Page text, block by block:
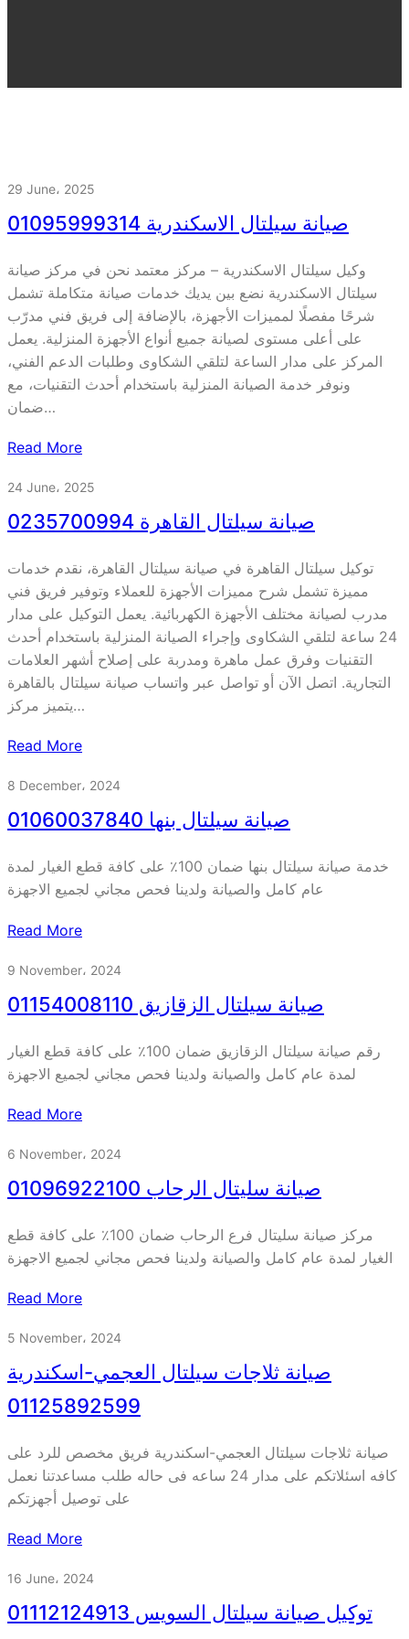
29 June، 2025
صيانة سيلتال الاسكندرية 01095999314
وكيل سيلتال الاسكندرية – مركز معتمد نحن في مركز صيانة
سيلتال الاسكندرية نضع بين يديك خدمات صيانة متكاملة تشمل
شرحًا مفصلًا لمميزات الأجهزة، بالإضافة إلى فريق فني مدرّب
على أعلى مستوى لصيانة جميع أنواع الأجهزة المنزلية. يعمل
المركز على مدار الساعة لتلقي الشكاوى وطلبات الدعم الفني،
ونوفر خدمة الصيانة المنزلية باستخدام أحدث التقنيات، مع
ضمان…
Read More
24 June، 2025
صيانة سيلتال القاهرة 0235700994
توكيل سيلتال القاهرة في صيانة سيلتال القاهرة، نقدم خدمات
مميزة تشمل شرح مميزات الأجهزة للعملاء وتوفير فريق فني
مدرب لصيانة مختلف الأجهزة الكهربائية. يعمل التوكيل على مدار
24 ساعة لتلقي الشكاوى وإجراء الصيانة المنزلية باستخدام أحدث
التقنيات وفرق عمل ماهرة ومدربة على إصلاح أشهر العلامات
التجارية. اتصل الآن أو تواصل عبر واتساب صيانة سيلتال بالقاهرة
يتميز مركز…
Read More
8 December، 2024
صيانة سيلتال بنها 01060037840
خدمة صيانة سيلتال بنها ضمان 100٪ على كافة قطع الغيار لمدة
عام كامل والصيانة ولدينا فحص مجاني لجميع الاجهزة
Read More
9 November، 2024
صيانة سيلتال الزقازيق 01154008110
رقم صيانة سيلتال الزقازيق ضمان 100٪ على كافة قطع الغيار
لمدة عام كامل والصيانة ولدينا فحص مجاني لجميع الاجهزة
Read More
6 November، 2024
صيانة سليتال الرحاب 01096922100
مركز صيانة سليتال فرع الرحاب ضمان 100٪ على كافة قطع
الغيار لمدة عام كامل والصيانة ولدينا فحص مجاني لجميع الاجهزة
Read More
5 November، 2024
صيانة ثلاجات سيلتال العجمي-اسكندرية
01125892599
صيانة ثلاجات سيلتال العجمي-اسكندرية فريق مخصص للرد على
كافه اسئلاتكم على مدار 24 ساعه فى حاله طلب مساعدتنا نعمل
على توصيل أجهزتكم
Read More
16 June، 2024
توكيل صيانة سيلتال السويس 01112124913